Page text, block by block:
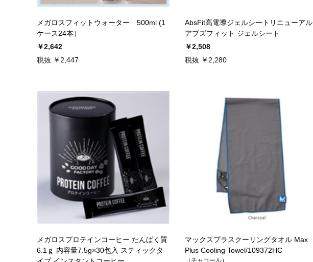
メガロスフィットウォーター 500ml (1
ケース24本）
￥2,642
税抜 ￥2,447
AbsFit高電導ジェルシートリニューアル
アブズフィット ジェルシート
￥2,508
税抜 ￥2,280
メガロスプロテインコーヒー たんぱく質
6.1ｇ 内容量7.5g×30包入 スティックタ
マックスプラスクーリングタオル Max
Plus Cooling Towel/109372HC
（チャコール）